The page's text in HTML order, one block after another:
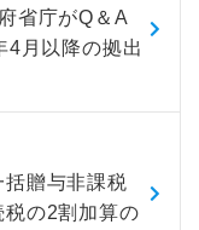
省庁がQ＆A
4月以降の拠出
贈与非課税
の2割加算の